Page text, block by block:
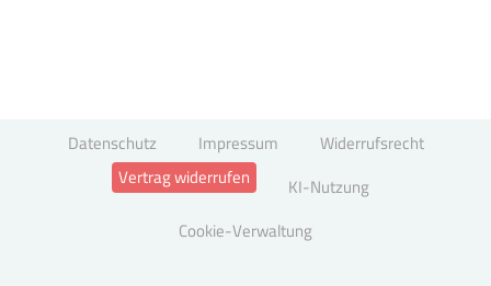
Datenschutz Impressum
Widerrufsrecht
Vertrag widerrufen
KI-Nutzung
Cookie-Verwaltung